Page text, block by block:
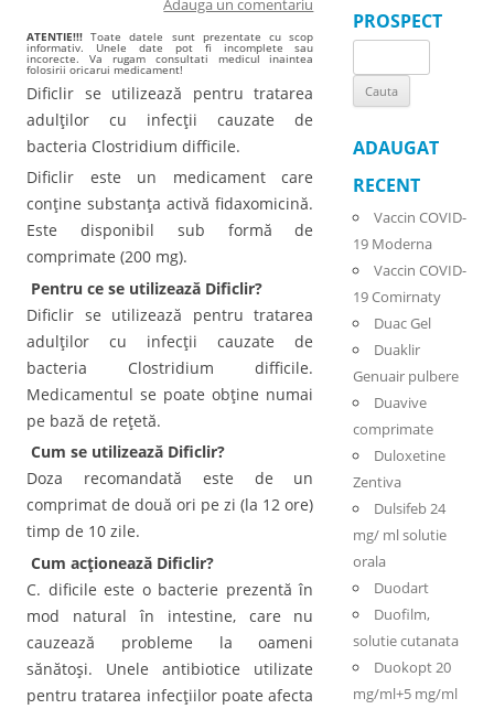
Adauga un comentariu
ATENTIE!!! Toate datele sunt prezentate cu scop
informativ. Unele date pot fi incomplete sau
incorecte. Va rugam consultati medicul inaintea
folosirii oricarui medicament!
Dificlir se utilizează pentru tratarea
adulţilor cu infecţii cauzate de
bacteria Clostridium difficile.
Dificlir este un medicament care
conţine substanţa activă fidaxomicină.
Este disponibil sub formă de
comprimate (200 mg).
Pentru ce se utilizează Dificlir?
Dificlir se utilizează pentru tratarea
adulţilor cu infecţii cauzate de
bacteria Clostridium difficile.
Medicamentul se poate obţine numai
pe bază de reţetă.
Cum se utilizează Dificlir?
Doza recomandată este de un
comprimat de două ori pe zi (la 12 ore)
timp de 10 zile.
Cum acţionează Dificlir?
C. dificile este o bacterie prezentă în
mod natural în intestine, care nu
cauzează probleme la oameni
sănătoşi. Unele antibiotice utilizate
pentru tratarea infecţiilor poate afecta
PROSPECT
for:
ADAUGAT
RECENT
Vaccin COVID-
19 Moderna
Vaccin COVID-
19 Comirnaty
Duac Gel
Duaklir
Genuair pulbere
Duavive
comprimate
Duloxetine
Zentiva
Dulsifeb 24
mg/ ml solutie
orala
Duodart
Duofilm,
solutie cutanata
Duokopt 20
mg/ml+5 mg/ml